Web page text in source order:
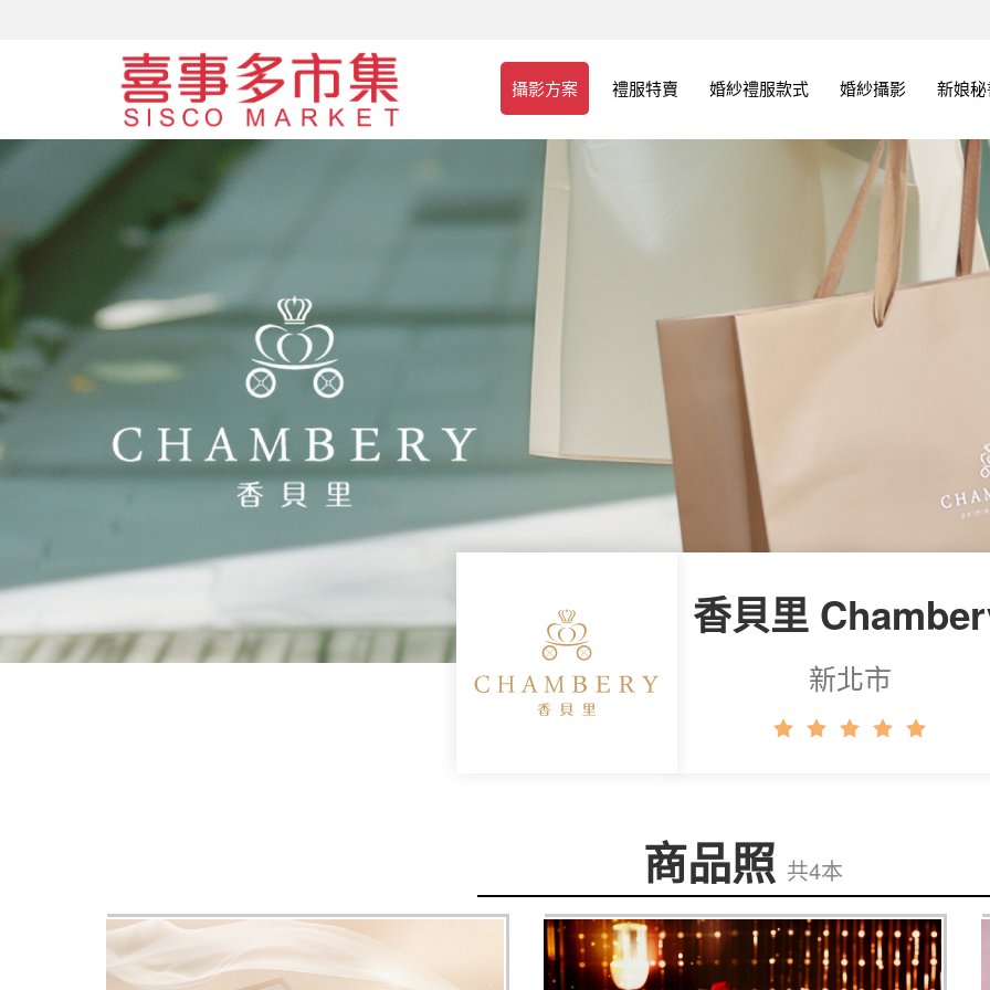
攝影方案 禮服特賣 婚紗禮服款式 婚紗攝影 新娘
香貝里
新北市
商品照 共4本